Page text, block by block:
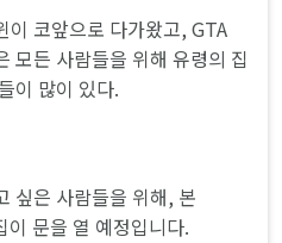
이 코앞으로 다가왔고, GTA
모든 사람들을 위해 유령의 집
이 많이 있다.
싶은 사람들을 위해, 본
문을 열 예정입니다.